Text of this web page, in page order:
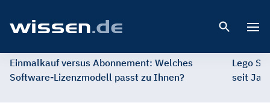
Einmalkauf versus Abonnement: Welches
Software-Lizenzmodell passt zu Ihnen?
Lego
seit